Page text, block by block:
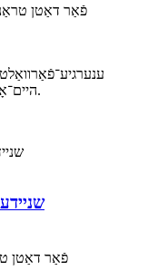
היים־אָטאָמאַציע, אינטעליגענטע בנינים.
פֿאַר דאַטן